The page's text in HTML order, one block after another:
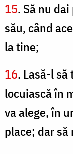
15. Să nu
său, când
la tine;
16. Lasă-l
locuiască în
va alege, în
place; dar